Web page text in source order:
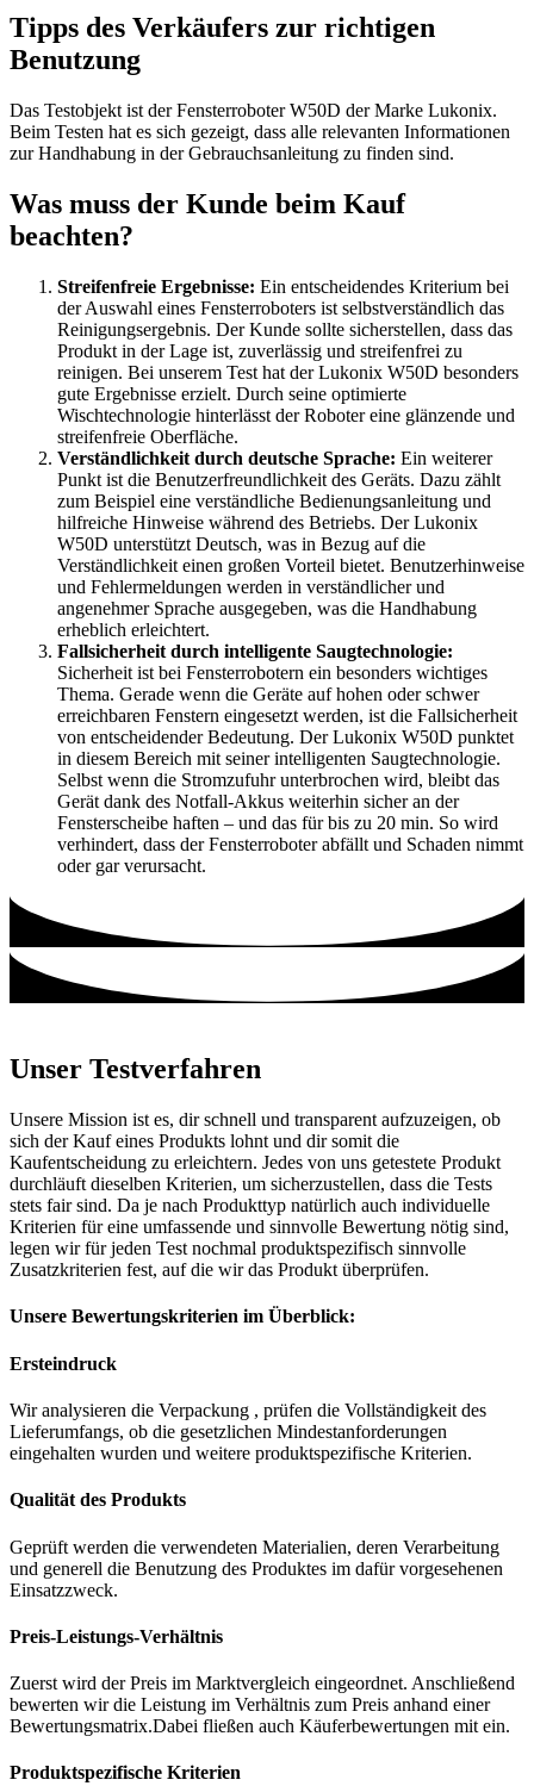
Tipps des Verkäufers zur richtigen
Benutzung
Das Testobjekt ist der Fensterroboter W50D der Marke Lukonix.
Beim Testen hat es sich gezeigt, dass alle relevanten Informationen
zur Handhabung in der Gebrauchsanleitung zu finden sind.
Was muss der Kunde beim Kauf
beachten?
Streifenfreie Ergebnisse: Ein entscheidendes Kriterium bei
der Auswahl eines Fensterroboters ist selbstverständlich das
Reinigungsergebnis. Der Kunde sollte sicherstellen, dass das
Produkt in der Lage ist, zuverlässig und streifenfrei zu
reinigen. Bei unserem Test hat der Lukonix W50D besonders
gute Ergebnisse erzielt. Durch seine optimierte
Wischtechnologie hinterlässt der Roboter eine glänzende und
streifenfreie Oberfläche.
Verständlichkeit durch deutsche Sprache: Ein weiterer
Punkt ist die Benutzerfreundlichkeit des Geräts. Dazu zählt
zum Beispiel eine verständliche Bedienungsanleitung und
hilfreiche Hinweise während des Betriebs. Der Lukonix
W50D unterstützt Deutsch, was in Bezug auf die
Verständlichkeit einen großen Vorteil bietet. Benutzerhinweise
und Fehlermeldungen werden in verständlicher und
angenehmer Sprache ausgegeben, was die Handhabung
erheblich erleichtert.
Fallsicherheit durch intelligente Saugtechnologie:
Sicherheit ist bei Fensterrobotern ein besonders wichtiges
Thema. Gerade wenn die Geräte auf hohen oder schwer
erreichbaren Fenstern eingesetzt werden, ist die Fallsicherheit
von entscheidender Bedeutung. Der Lukonix W50D punktet
in diesem Bereich mit seiner intelligenten Saugtechnologie.
Selbst wenn die Stromzufuhr unterbrochen wird, bleibt das
Gerät dank des Notfall-Akkus weiterhin sicher an der
Fensterscheibe haften – und das für bis zu 20 min. So wird
verhindert, dass der Fensterroboter abfällt und Schaden nimmt
oder gar verursacht.
Unser Testverfahren
Unsere Mission ist es, dir schnell und transparent aufzuzeigen, ob
sich der Kauf eines Produkts lohnt und dir somit die
Kaufentscheidung zu erleichtern. Jedes von uns getestete Produkt
durchläuft dieselben Kriterien, um sicherzustellen, dass die Tests
stets fair sind. Da je nach Produkttyp natürlich auch individuelle
Kriterien für eine umfassende und sinnvolle Bewertung nötig sind,
legen wir für jeden Test nochmal produktspezifisch sinnvolle
Zusatzkriterien fest, auf die wir das Produkt überprüfen.
Unsere Bewertungskriterien im Überblick:
Ersteindruck
Wir analysieren die Verpackung , prüfen die Vollständigkeit des
Lieferumfangs, ob die gesetzlichen Mindestanforderungen
eingehalten wurden und weitere produktspezifische Kriterien.
Qualität des Produkts
Geprüft werden die verwendeten Materialien, deren Verarbeitung
und generell die Benutzung des Produktes im dafür vorgesehenen
Einsatzzweck.
Preis-Leistungs-Verhältnis
Zuerst wird der Preis im Marktvergleich eingeordnet. Anschließend
bewerten wir die Leistung im Verhältnis zum Preis anhand einer
Bewertungsmatrix.Dabei fließen auch Käuferbewertungen mit ein.
Produktspezifische Kriterien